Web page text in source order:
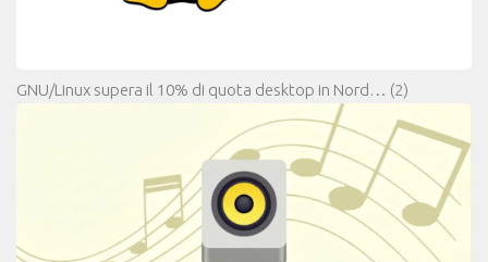
GNU/Linux supera il 10% di quota desktop in Nord… (2)